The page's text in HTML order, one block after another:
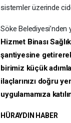
sistemler üzerinde
Söke Belediyesi’nden
Hizmet Binası
şantiyesine
birimiz küçük
ilaçlarınızı doğru
uygulamamıza
HÜRAYDIN HABER